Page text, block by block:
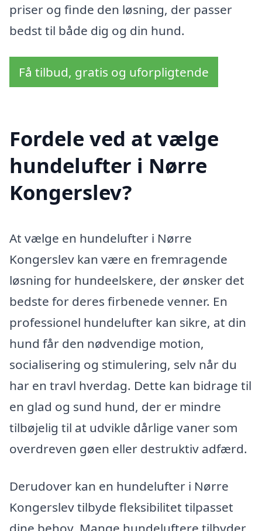
priser og finde den løsning, der passer
bedst til både dig og din hund.
Få tilbud, gratis og uforpligtende
Fordele ved at vælge
hundelufter i Nørre
Kongerslev?
At vælge en hundelufter i Nørre
Kongerslev kan være en fremragende
løsning for hundeelskere, der ønsker det
bedste for deres firbenede venner. En
professionel hundelufter kan sikre, at din
hund får den nødvendige motion,
socialisering og stimulering, selv når du
har en travl hverdag. Dette kan bidrage til
en glad og sund hund, der er mindre
tilbøjelig til at udvikle dårlige vaner som
overdreven gøen eller destruktiv adfærd.
Derudover kan en hundelufter i Nørre
Kongerslev tilbyde fleksibilitet tilpasset